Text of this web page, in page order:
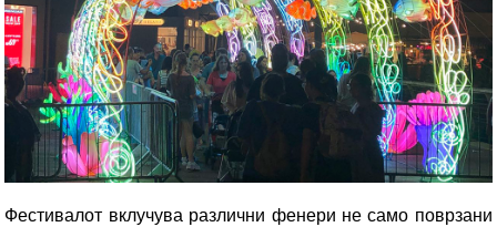
Фестивалот вклучува различни фенери не само поврзани